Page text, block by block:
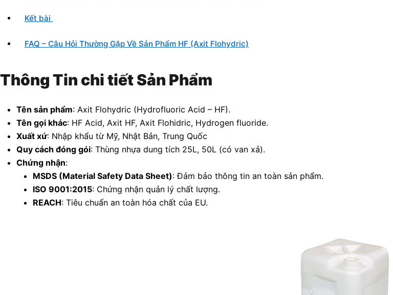
Kết bài
FAQ – Câu Hỏi Thường Gặp Về Sản Phẩm HF (Axit Flohydric)
Thông Tin chi tiết Sản Phẩm
Tên sản phẩm: Axit Flohydric (Hydrofluoric Acid – HF).
Tên gọi khác: HF Acid, Axit HF, Axit Flohidric, Hydrogen fluoride.
Xuất xứ: Nhập khẩu từ Mỹ, Nhật Bản, Trung Quốc
Quy cách đóng gói: Thùng nhựa dung tích 25L, 50L (có van xả).
Chứng nhận:
MSDS (Material Safety Data Sheet): Đảm bảo thông tin an toàn sản phẩm.
ISO 9001:2015: Chứng nhận quản lý chất lượng.
REACH: Tiêu chuẩn an toàn hóa chất của EU.